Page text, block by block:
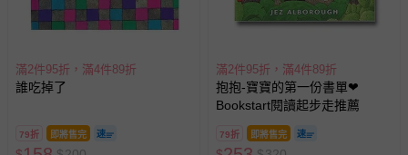
滿2件95折，滿4件89折
誰吃掉了
79折 即將售完
滿2件95折，滿4件89折
抱抱-寶寶的第一份書單❤
Bookstart閱讀起步走推薦
79折 即將售完